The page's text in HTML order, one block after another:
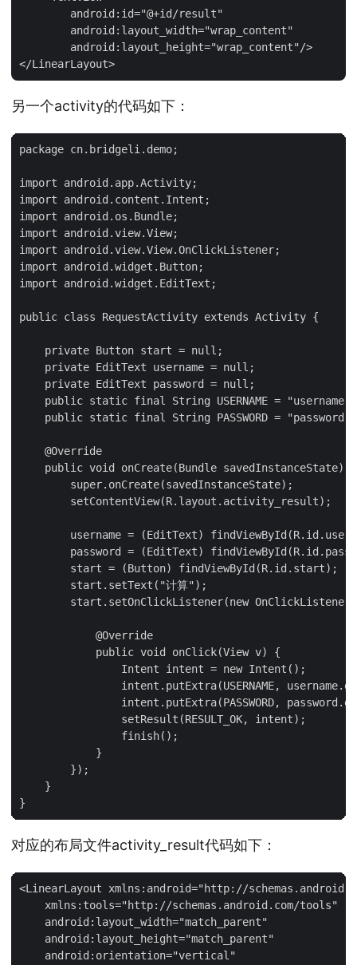
        android:id="@+id/result"
        android:layout_width="wrap_content"
        android:layout_height="wrap_content"/>
另一个activity的代码如下：
package cn.bridgeli.demo;
import android.app.Activity;
import android.content.Intent;
import android.os.Bundle;
import android.view.View;
import android.view.View.OnClickListener;
import android.widget.Button;
import android.widget.EditText;
public class RequestActivity extends Activity {
    private Button start = null;
    private EditText username = null;
    private EditText password = null;
    public static final String USERNAME = "username";
    public static final String PASSWORD = "password";
    @Override
    public void onCreate(Bundle savedInstanceState) {
        super.onCreate(savedInstanceState);
        setContentView(R.layout.activity_result);
username = (EditText)
password = (EditText)
        start = (Button) findViewById(R.id.start);
        start.setText("计算");
start.setOnClickListener(new
            @Override
            public void onClick(View v) {
                Intent intent = new Intent();
intent.putExtra(USERNAME,
intent.putExtra(PASSWORD,
                setResult(RESULT_OK, intent);
                finish();
            }
        });
    }
对应的布局文件activity_result代码如下：
<LinearLayout xmlns:android="http://
    xmlns:tools="http://schemas.android.com/tools"
    android:layout_width="match_parent"
    android:layout_height="match_parent"
    android:orientation="vertical"